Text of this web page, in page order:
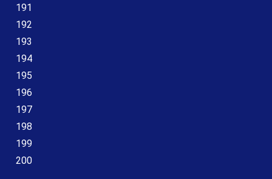
191
192
193
194
195
196
197
198
199
200